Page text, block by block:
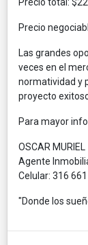
Precio
Las grandes
veces en el
normatividad y
proyecto
Para mayor
OSCAR MURIEL
Agente
Celular: 316
"Donde los